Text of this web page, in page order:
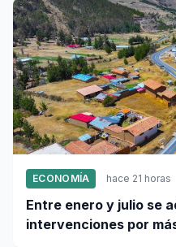
ECONOMÍA hace 21 horas
Entre enero y julio se
intervenciones por